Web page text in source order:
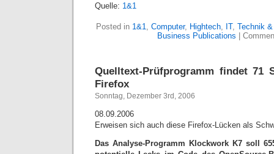
Quelle: 1&1
Posted in 1&1, Computer, Hightech, IT, Technik
Business Publications
Quelltext-Prüfprogramm findet 71
Firefox
Sonntag, Dezember 3rd, 2006
08.09.2006
Erweisen sich auch diese Firefox-Lücken als
Das Analyse-Programm Klockwork K7 soll